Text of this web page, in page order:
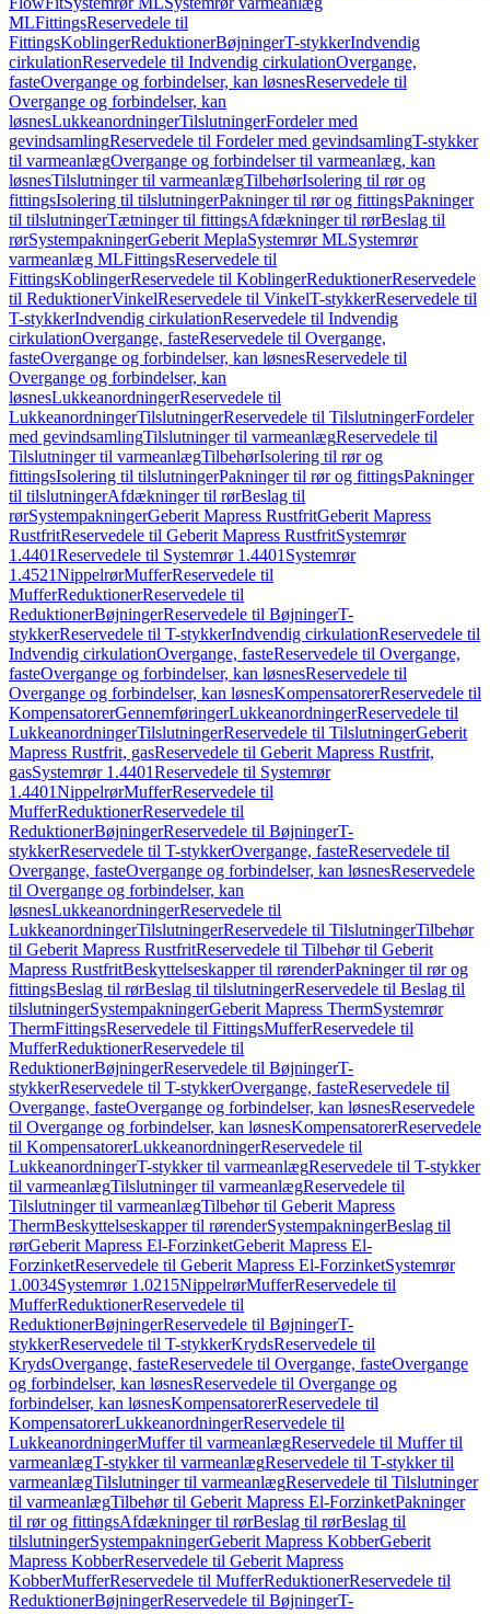
MLFittingsReservedele til
FittingsKoblingerReduktionerBøjningerT-stykkerIndvendig
cirkulationReservedele til Indvendig cirkulationOvergange,
fasteOvergange og forbindelser, kan løsnesReservedele til
Overgange og forbindelser, kan
løsnesLukkeanordningerTilslutningerFordeler med
gevindsamlingReservedele til Fordeler med gevindsamlingT-stykker
til varmeanlægOvergange og forbindelser til varmeanlæg, kan
løsnesTilslutninger til varmeanlægTilbehørIsolering til rør og
fittingsIsolering til tilslutningerPakninger til rør og fittingsPakninger
til tilslutningerTætninger til fittingsAfdækninger til rørBeslag til
rørSystempakningerGeberit MeplaSystemrør MLSystemrør
varmeanlæg MLFittingsReservedele til
FittingsKoblingerReservedele til KoblingerReduktionerReservedele
til ReduktionerVinkelReservedele til VinkelT-stykkerReservedele til
T-stykkerIndvendig cirkulationReservedele til Indvendig
cirkulationOvergange, fasteReservedele til Overgange,
fasteOvergange og forbindelser, kan løsnesReservedele til
Overgange og forbindelser, kan
løsnesLukkeanordningerReservedele til
LukkeanordningerTilslutningerReservedele til TilslutningerFordeler
med gevindsamlingTilslutninger til varmeanlægReservedele til
Tilslutninger til varmeanlægTilbehørIsolering til rør og
fittingsIsolering til tilslutningerPakninger til rør og fittingsPakninger
til tilslutningerAfdækninger til rørBeslag til
rørSystempakningerGeberit Mapress RustfritGeberit Mapress
RustfritReservedele til Geberit Mapress RustfritSystemrør
1.4401Reservedele til Systemrør 1.4401 Systemrør
1.4521NippelrørMufferReservedele til
MufferReduktionerReservedele til
ReduktionerBøjningerReservedele til BøjningerT-
stykkerReservedele til T-stykkerIndvendig cirkulationReservedele til
Indvendig cirkulationOvergange, fasteReservedele til Overgange,
fasteOvergange og forbindelser, kan løsnesReservedele til
Overgange og forbindelser, kan løsnesKompensatorerReservedele til
KompensatorerGennemføringerLukkeanordningerReservedele til
LukkeanordningerTilslutningerReservedele til TilslutningerGeberit
Mapress Rustfrit, gasReservedele til Geberit Mapress Rustfrit,
gasSystemrør 1.4401Reservedele til Systemrør
1.4401NippelrørMufferReservedele til
MufferReduktionerReservedele til
ReduktionerBøjningerReservedele til BøjningerT-
stykkerReservedele til T-stykkerOvergange, fasteReservedele til
Overgange, fasteOvergange og forbindelser, kan løsnesReservedele
til Overgange og forbindelser, kan
løsnesLukkeanordningerReservedele til
LukkeanordningerTilslutningerReservedele til TilslutningerTilbehør
til Geberit Mapress RustfritReservedele til Tilbehør til Geberit
Mapress RustfritBeskyttelseskapper til rørenderPakninger til rør og
fittingsBeslag til rørBeslag til tilslutningerReservedele til Beslag til
tilslutningerSystempakningerGeberit Mapress ThermSystemrør
ThermFittingsReservedele til FittingsMufferReservedele til
MufferReduktionerReservedele til
ReduktionerBøjningerReservedele til BøjningerT-
stykkerReservedele til T-stykkerOvergange, fasteReservedele til
Overgange, fasteOvergange og forbindelser, kan løsnesReservedele
til Overgange og forbindelser, kan løsnesKompensatorerReservedele
til KompensatorerLukkeanordningerReservedele til
LukkeanordningerT-stykker til varmeanlægReservedele til T-stykker
til varmeanlægTilslutninger til varmeanlægReservedele til
Tilslutninger til varmeanlægTilbehør til Geberit Mapress
ThermBeskyttelseskapper til rørenderSystempakningerBeslag til
rørGeberit Mapress El-ForzinketGeberit Mapress El-
ForzinketReservedele til Geberit Mapress El-ForzinketSystemrør
1.0034Systemrør 1.0215NippelrørMufferReservedele til
MufferReduktionerReservedele til
ReduktionerBøjningerReservedele til BøjningerT-
stykkerReservedele til T-stykkerKrydsReservedele til
KrydsOvergange, fasteReservedele til Overgange, fasteOvergange
og forbindelser, kan løsnesReservedele til Overgange og
forbindelser, kan løsnesKompensatorerReservedele til
KompensatorerLukkeanordningerReservedele til
LukkeanordningerMuffer til varmeanlægReservedele til Muffer til
varmeanlægT-stykker til varmeanlægReservedele til T-stykker til
varmeanlægTilslutninger til varmeanlægReservedele til Tilslutninger
til varmeanlægTilbehør til Geberit Mapress El-ForzinketPakninger
til rør og fittingsAfdækninger til rørBeslag til rørBeslag til
tilslutningerSystempakningerGeberit Mapress KobberGeberit
Mapress KobberReservedele til Geberit Mapress
KobberMufferReservedele til MufferReduktionerReservedele til
ReduktionerBøjningerReservedele til BøjningerT-